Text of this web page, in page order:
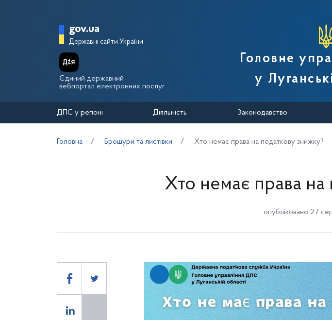
Головна сторінка Державної податкової
gov.ua
Державні сайти України
Єдиний державний
вебпортал електронних послуг
Головне
у
ДПС у регіоні Діяльність Законодавство
Головна Брошури та листівки Хто немає права на податкову знижку?
Хто немає права на
опубліковано 27